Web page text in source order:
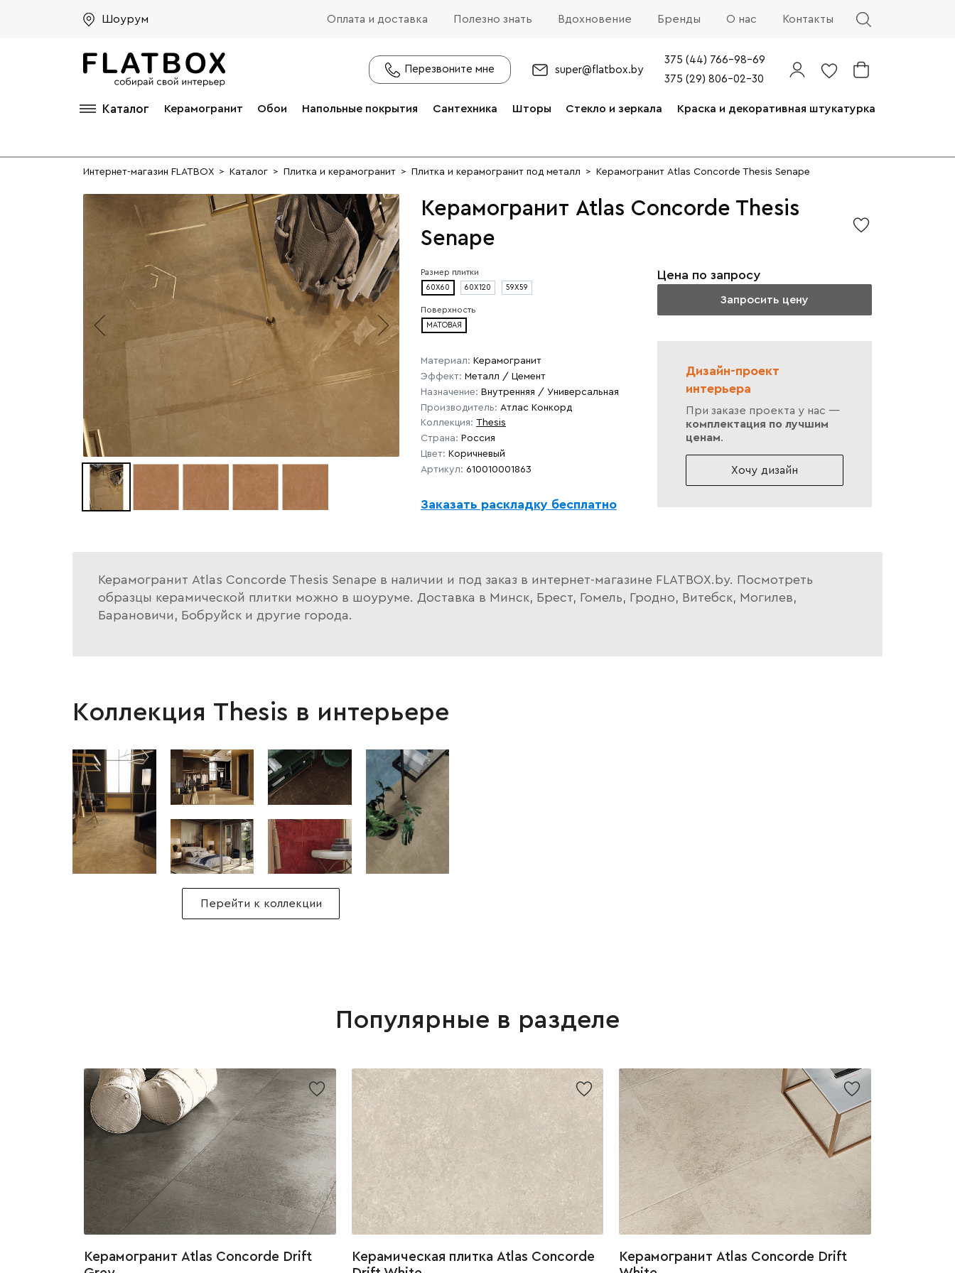
Шоурум Оплата и доставка Полезно знать Вдохновение Бренды О нас Контакты
Перезвоните мне super@flatbox.by
375 (44) 766-98-69
375 (29) 806-02-30
Каталог Керамогранит Обои Напольные покрытия Сантехника Шторы Стекло и зеркала Краска и декоративная штукатурка
Интернет-магазин FLATBOX > Каталог > Плитка и керамогранит > Плитка и керамогранит под металл > Керамогранит Atlas Concorde Thesis Senape
Керамогранит Atlas Concorde Thesis
Senape
Размер плитки
60X60 60X120 59X59
Поверхность
МАТОВАЯ
Материал: Керамогранит
Эффект: Металл / Цемент
Назначение: Внутренняя / Универсальная
Производитель: Атлас Конкорд
Коллекция: Thesis
Страна: Россия
Цвет: Коричневый
Артикул: 610010001863
Заказать раскладку бесплатно
Цена по запросу
Запросить цену
Дизайн-проект
интерьера
При заказе проекта у нас —
комплектация по лучшим
ценам.
Хочу дизайн
Керамогранит Atlas Concorde Thesis Senape в наличии и под заказ в интернет-магазине FLATBOX.by. Посмотреть
образцы керамической плитки можно в шоуруме. Доставка в Минск, Брест, Гомель, Гродно, Витебск, Могилев,
Барановичи, Бобруйск и другие города.
Коллекция Thesis в интерьере
Перейти к коллекции
Популярные в разделе
Керамогранит Atlas Concorde Drift
Керамическая плитка Atlas Concorde
Керамогранит Atlas Concorde Drift